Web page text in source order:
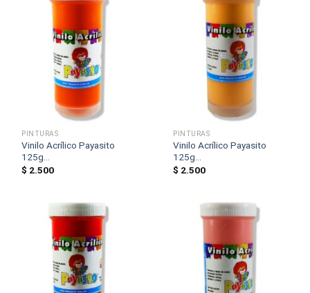
PINTURAS
Vinilo Acrílico Payasito
125g...
$ 2.500
PINTURAS
Vinilo Acrílico Payasito
125g...
$ 2.500